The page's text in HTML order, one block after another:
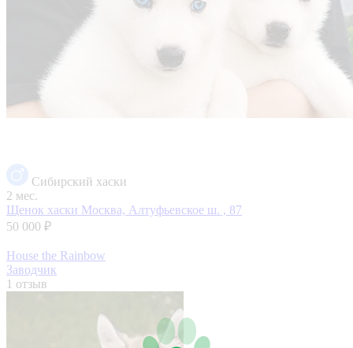
Сибирский хаски
2 мес.
Щенок хаски Москва, Алтуфьевское ш. , 87
50 000 ₽
House the Rainbow
Заводчик
1 отзыв